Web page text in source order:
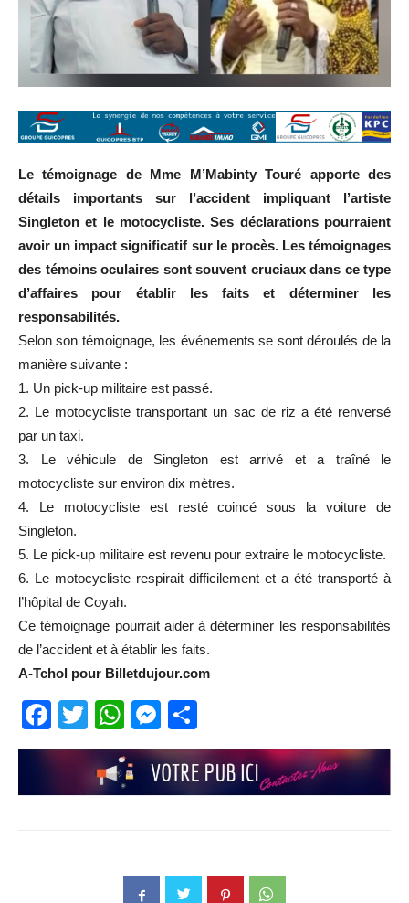
Le témoignage de Mme M’Mabinty Touré apporte des
détails importants sur l’accident impliquant l’artiste
Singleton et le motocycliste. Ses déclarations pourraient
avoir un impact significatif sur le procès. Les témoignages
des témoins oculaires sont souvent cruciaux dans ce type
d’affaires pour établir les faits et déterminer les
responsabilités.
Selon son témoignage, les événements se sont déroulés de la
manière suivante :
1. Un pick-up militaire est passé.
2. Le motocycliste transportant un sac de riz a été renversé
par un taxi.
3. Le véhicule de Singleton est arrivé et a traîné le
motocycliste sur environ dix mètres.
4. Le motocycliste est resté coincé sous la voiture de
Singleton.
5. Le pick-up militaire est revenu pour extraire le motocycliste.
6. Le motocycliste respirait difficilement et a été transporté à
l’hôpital de Coyah.
Ce témoignage pourrait aider à déterminer les responsabilités
de l’accident et à établir les faits.
A-Tchol pour Billetdujour.com
Facebook
TwitterWhatsApp
Messenger